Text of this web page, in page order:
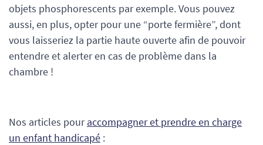
objets phosphorescents par exemple. Vous pouvez
aussi, en plus, opter pour une “porte fermière”, dont
vous laisseriez la partie haute ouverte afin de pouvoir
entendre et alerter en cas de problème dans la
chambre !
Nos articles pouraccompagner et prendre en charge
un enfant handicapé :